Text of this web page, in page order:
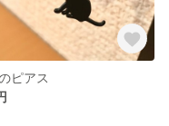
ピアス